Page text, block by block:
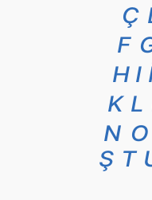
Ç
F
H I
K L
N O
Ş T